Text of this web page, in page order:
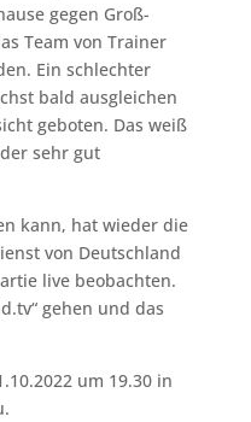
gegen Groß-
Team von Trainer
Ein schlechter
bald ausgleichen
geboten. Das weiß
sehr gut
kann, hat wieder die
von Deutschland
live beobachten.
gehen und das
um 19.30 in